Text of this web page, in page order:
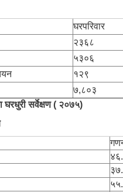
घरपरिवार
२३६८
५३०६
१२९
७,८०३
घरधुरी सर्वेक्षण ( २०७५)